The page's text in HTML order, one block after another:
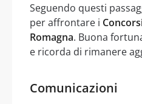
Seguendo questi
per affrontare i
Romagna. Buona
e ricorda di rimanere
Comunicazioni